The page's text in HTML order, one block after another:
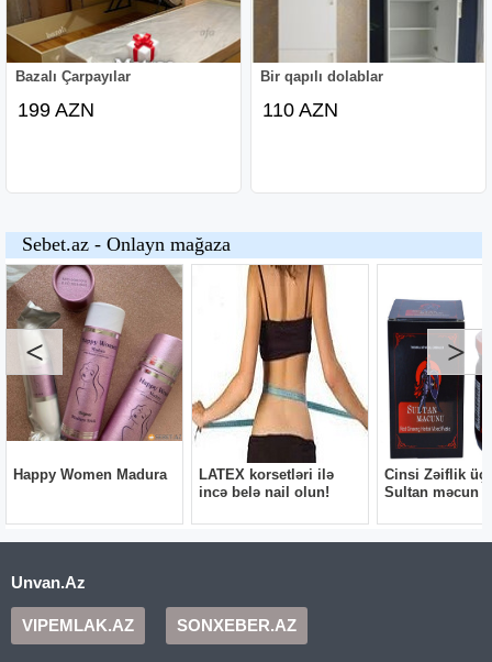
Bazalı Çarpayılar
199 AZN
Bir qapılı dolablar
110 AZN
Unvan.Az
VIPEMLAK.AZ SONXEBER.AZ